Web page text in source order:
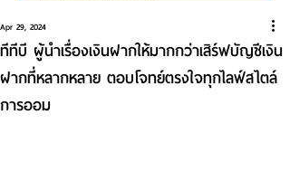
ทีทีบี ผู้นำเรื่องเงินฝากให้มากกว่าเสิร์ฟบัญชีเงิน
ฝากที่หลากหลาย ตอบโจทย์ตรงใจทุกไลฟ์สไตล์
การออม
Apr 29, 2024